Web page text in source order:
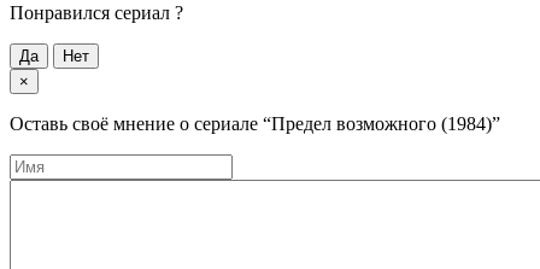
Понравился cериал ?
Да
Нет
×
Оставь своё мнение о cериале “Предел возможного (1984)”